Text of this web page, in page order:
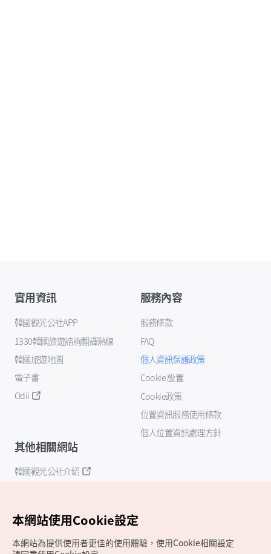
實用資訊
韓國觀光公社APP
1330韓國旅遊諮詢翻譯熱線
韓國旅遊地圖
電子書
Odii
服務內容
服務條款
FAQ
個人資訊保護政策
Cookie 設置
Cookie政策
位置資訊服務使用條款
個人位置資訊處理方針
其他相關網站
韓國觀光公社介紹
本網站使用Cookie設定
本網站為提供使用者更佳的使用體驗，使用Cookie相關設定